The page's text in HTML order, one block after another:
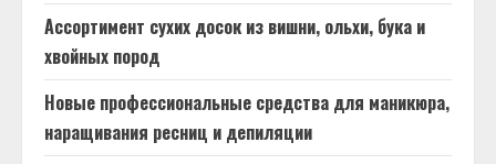
Ассортимент сухих досок из вишни, ольхи, бука и
хвойных пород
Новые профессиональные средства для маникюра,
наращивания ресниц и депиляции